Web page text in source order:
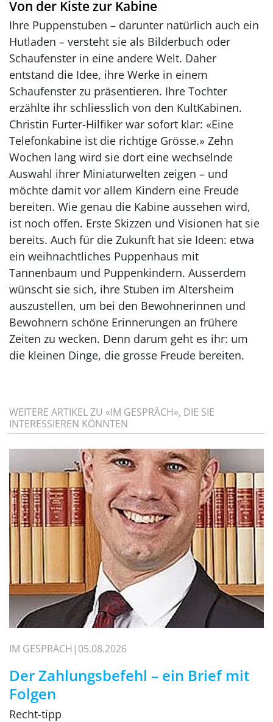
Von der Kiste zur Kabine
Ihre Puppenstuben – darunter natürlich auch ein
Hutladen – versteht sie als Bilderbuch oder
Schaufenster in eine andere Welt. Daher
entstand die Idee, ihre Werke in einem
Schaufenster zu präsentieren. Ihre Tochter
erzählte ihr schliesslich von den KultKabinen.
Christin Furter-Hilfiker war sofort klar: «Eine
Telefonkabine ist die richtige Grösse.» Zehn
Wochen lang wird sie dort eine wechselnde
Auswahl ihrer Miniaturwelten zeigen – und
möchte damit vor allem Kindern eine Freude
bereiten. Wie genau die Kabine aussehen wird,
ist noch offen. Erste Skizzen und Visionen hat sie
bereits. Auch für die Zukunft hat sie Ideen: etwa
ein weihnachtliches Puppenhaus mit
Tannenbaum und Puppenkindern. Ausserdem
wünscht sie sich, ihre Stuben im Altersheim
auszustellen, um bei den Bewohnerinnen und
Bewohnern schöne Erinnerungen an frühere
Zeiten zu wecken. Denn darum geht es ihr: um
die kleinen Dinge, die grosse Freude bereiten.
WEITERE ARTIKEL ZU «IM GESPRÄCH», DIE SIE
INTERESSIEREN KÖNNTEN
IM GESPRÄCH 05.08.2026
Der Zahlungsbefehl – ein Brief mit
Folgen
Recht-tipp